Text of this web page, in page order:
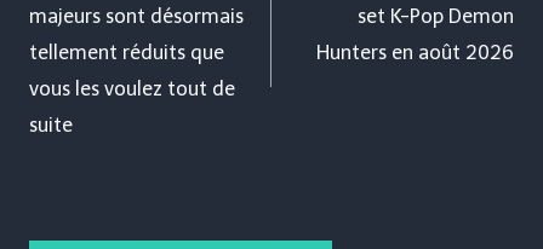
l’article
majeurs sont désormais
tellement réduits que
vous les voulez tout de
suite
set K-Pop Demon
Hunters en août 2026